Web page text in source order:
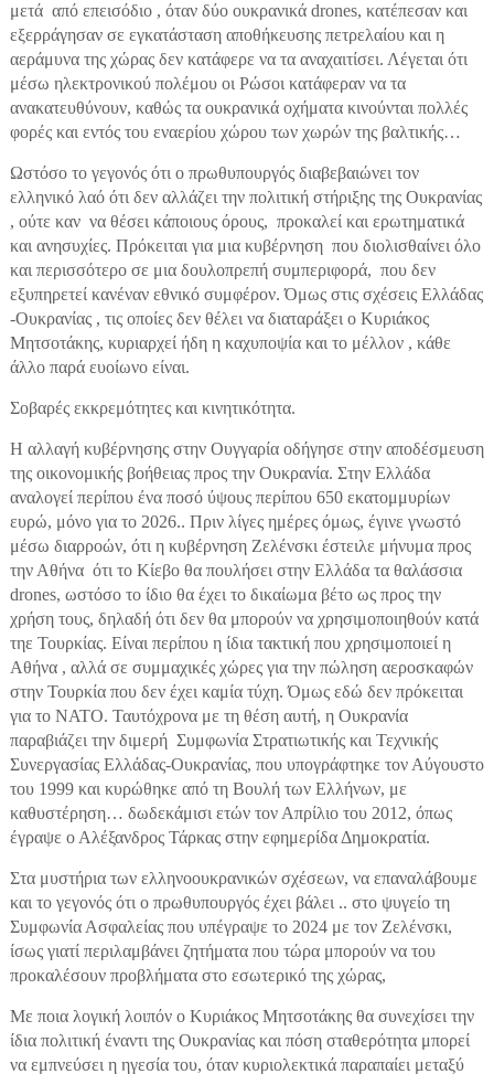
μετά από επεισόδιο , όταν δύο ουκρανικά drones, κατέπεσαν και
εξερράγησαν σε εγκατάσταση αποθήκευσης πετρελαίου και η
αεράμυνα της χώρας δεν κατάφερε να τα αναχαιτίσει. Λέγεται ότι
μέσω ηλεκτρονικού πολέμου οι Ρώσοι κατάφεραν να τα
ανακατευθύνουν, καθώς τα ουκρανικά οχήματα κινούνται πολλές
φορές και εντός του εναερίου χώρου των χωρών της βαλτικής…
Ωστόσο το γεγονός ότι ο πρωθυπουργός διαβεβαιώνει τον
ελληνικό λαό ότι δεν αλλάζει την πολιτική στήριξης της Ουκρανίας
, ούτε καν να θέσει κάποιους όρους, προκαλεί και ερωτηματικά
και ανησυχίες. Πρόκειται για μια κυβέρνηση που διολισθαίνει όλο
και περισσότερο σε μια δουλοπρεπή συμπεριφορά, που δεν
εξυπηρετεί κανέναν εθνικό συμφέρον. Όμως στις σχέσεις Ελλάδας
-Ουκρανίας , τις οποίες δεν θέλει να διαταράξει ο Κυριάκος
Μητσοτάκης, κυριαρχεί ήδη η καχυποψία και το μέλλον , κάθε
άλλο παρά ευοίωνο είναι.
Σοβαρές εκκρεμότητες και κινητικότητα.
Η αλλαγή κυβέρνησης στην Ουγγαρία οδήγησε στην αποδέσμευση
της οικονομικής βοήθειας προς την Ουκρανία. Στην Ελλάδα
αναλογεί περίπου ένα ποσό ύψους περίπου 650 εκατομμυρίων
ευρώ, μόνο για το 2026.. Πριν λίγες ημέρες όμως, έγινε γνωστό
μέσω διαρροών, ότι η κυβέρνηση Ζελένσκι έστειλε μήνυμα προς
την Αθήνα ότι το Κίεβο θα πουλήσει στην Ελλάδα τα θαλάσσια
drones, ωστόσο το ίδιο θα έχει το δικαίωμα βέτο ως προς την
χρήση τους, δηλαδή ότι δεν θα μπορούν να χρησιμοποιηθούν κατά
τηε Τουρκίας. Είναι περίπου η ίδια τακτική που χρησιμοποιεί η
Αθήνα , αλλά σε συμμαχικές χώρες για την πώληση αεροσκαφών
στην Τουρκία που δεν έχει καμία τύχη. Όμως εδώ δεν πρόκειται
για το ΝΑΤΟ. Ταυτόχρονα με τη θέση αυτή, η Ουκρανία
παραβιάζει την διμερή Συμφωνία Στρατιωτικής και Τεχνικής
Συνεργασίας Ελλάδας-Ουκρανίας, που υπογράφτηκε τον Αύγουστο
του 1999 και κυρώθηκε από τη Βουλή των Ελλήνων, με
καθυστέρηση… δωδεκάμισι ετών τον Απρίλιο του 2012, όπως
έγραψε ο Αλέξανδρος Τάρκας στην εφημερίδα Δημοκρατία.
Στα μυστήρια των ελληνοουκρανικών σχέσεων, να επαναλάβουμε
και το γεγονός ότι ο πρωθυπουργός έχει βάλει .. στο ψυγείο τη
Συμφωνία Ασφαλείας που υπέγραψε το 2024 με τον Ζελένσκι,
ίσως γιατί περιλαμβάνει ζητήματα που τώρα μπορούν να του
προκαλέσουν προβλήματα στο εσωτερικό της χώρας,
Με ποια λογική λοιπόν ο Κυριάκος Μητσοτάκης θα συνεχίσει την
ίδια πολιτική έναντι της Ουκρανίας και πόση σταθερότητα μπορεί
να εμπνεύσει η ηγεσία του, όταν κυριολεκτικά παραπαίει μεταξύ